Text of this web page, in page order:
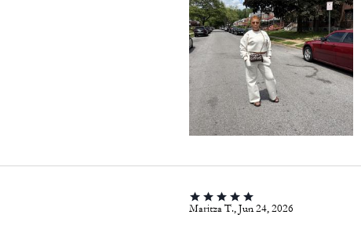
Maritza T., Jun 24, 2026